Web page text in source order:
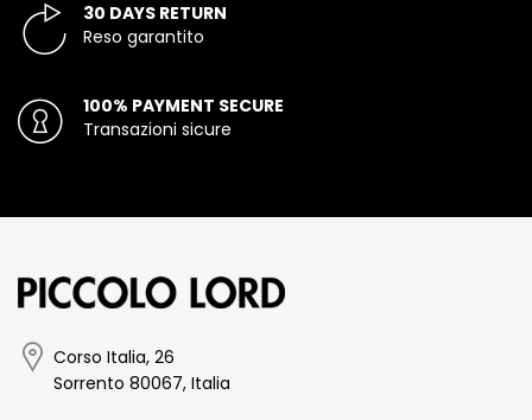
30 DAYS RETURN
Reso garantito
100% PAYMENT SECURE
Transazioni sicure
Corso Italia, 26
Sorrento 80067, Italia